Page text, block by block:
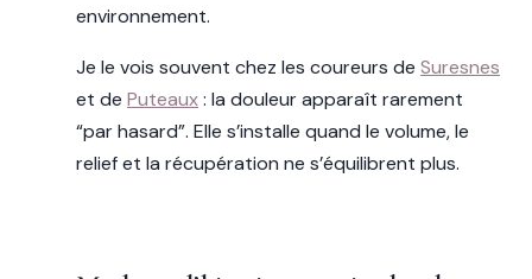
environnement.
Je le vois souvent chez les coureurs de Suresnes
et de Puteaux: la douleur apparaît rarement
“par hasard”. Elle s’installe quand le volume, le
relief et la récupération ne s’équilibrent plus.